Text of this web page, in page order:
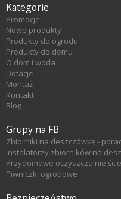
Kategorie
Promocje
Nowe produkty
Produkty do ogrodu
Produkty do domu
O dom i woda
Dotacje
Montaż
Kontakt
Blog
Grupy na FB
Zbiorniki na deszczówkę -
Instalatorzy zbiorników na
Przydomowe oczyszczalnie
Piwniczki ogrodowe